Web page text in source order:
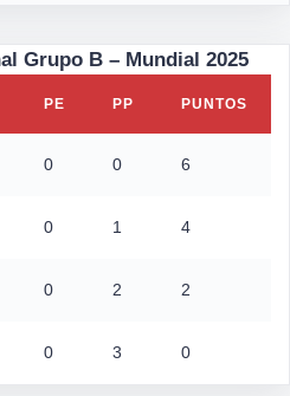
Grupo B – Mundial 2025
PE PP PUNTOS
0 0 6
0 1 4
0 2 2
0 3 0